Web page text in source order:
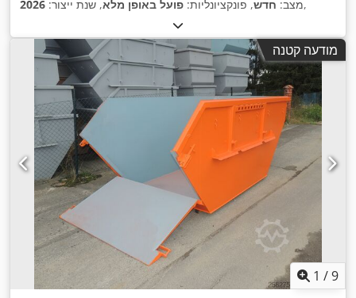
מצב: חדש, פונקציונליות: פועל באופן מלא, שנת ייצור: 2026 ,
מודעה קטנה
1 /9